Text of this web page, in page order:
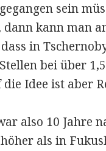
sein
dann kann man
in
bei über
Idee ist aber
also 10 Jahre
als in